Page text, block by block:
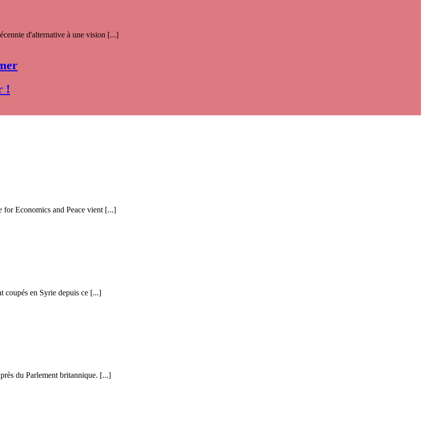
d'alternative à une vision [...]
!
for Economics and Peace vient [...]
coupés en Syrie depuis ce [...]
du Parlement britannique. [...]